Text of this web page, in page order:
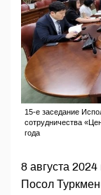
15-е заседание
сотрудничества
года
8 августа
Посол